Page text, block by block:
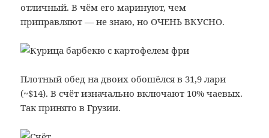
отличный. В чём его маринуют, чем
приправляют — не знаю, но ОЧЕНЬ ВКУСНО.
Плотный обед на двоих обошёлся в 31,9 лари
(~$14). В счёт изначально включают 10% чаевых.
Так принято в Грузии.